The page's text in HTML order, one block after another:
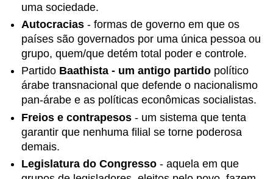
Seção
.2:
Instituições
dentro
da
democracia
Seção
#4
.3:
Sistemas
democracia
Seção
uma sociedade.
Autocracias - formas de governo em que os
países são governados por uma única pessoa ou
grupo, quem/que detém total poder e controle.
Partido Baathista - um antigo partido político
árabe transnacional que defende o nacionalismo
pan-árabe e as políticas econômicas socialistas.
Freios e contrapesos - um sistema que tenta
garantir que nenhuma filial se torne poderosa
demais.
Legislatura do Congresso - aquela em que